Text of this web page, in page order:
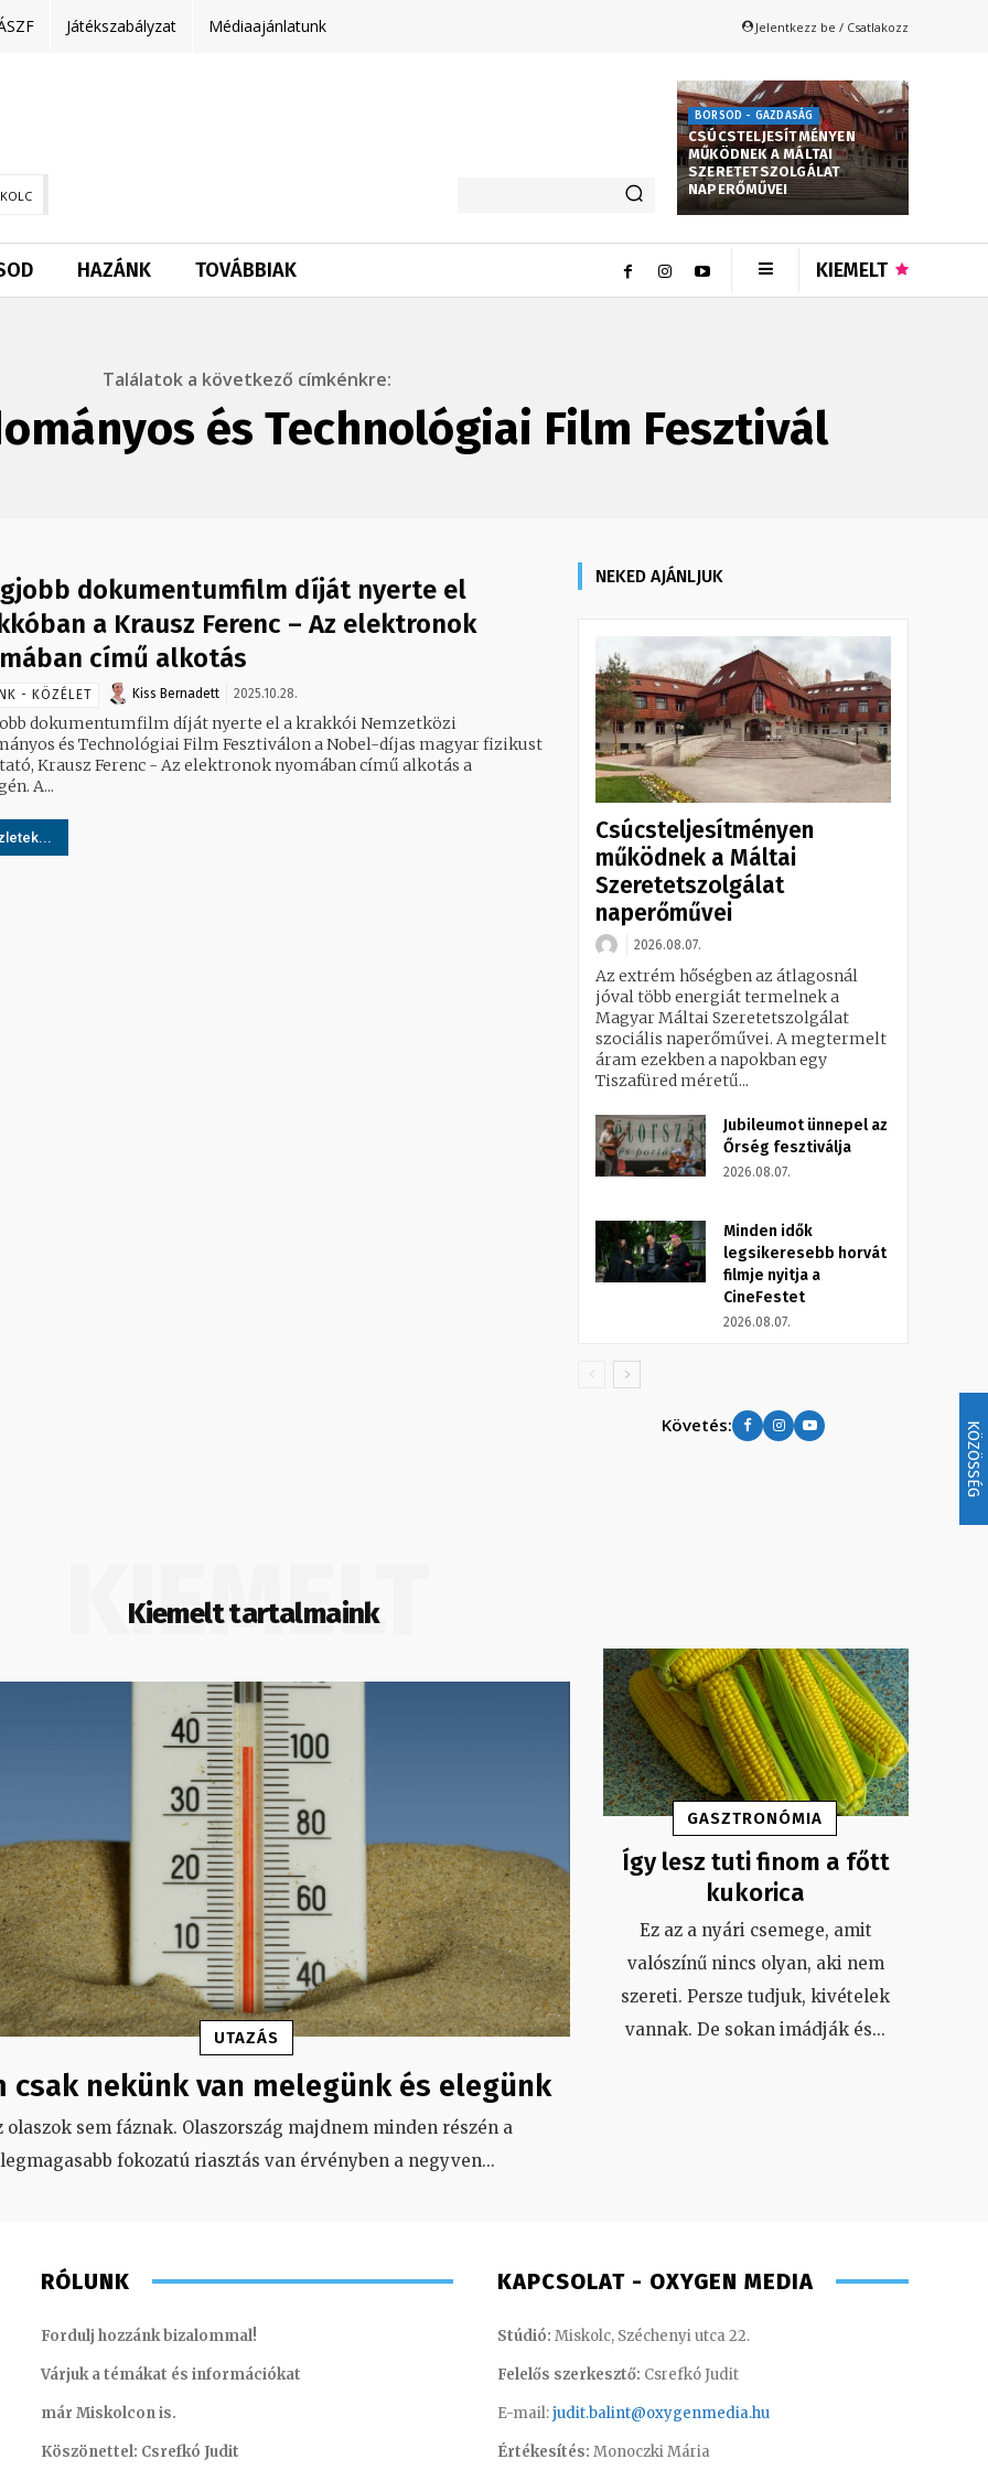
KÖZÖSSÉG
Játékszabályzat Médiaajánlatunk Jelentkezz be / Csatlakozz
BORSOD - GAZDASÁG
CSÚCSTELJESÍTMÉNYEN
MŰKÖDNEK A MÁLTAI
SZERETETSZOLGÁLAT
NAPERŐMŰVEI
HAZÁNK TOVÁBBIAK KIEMELT
Találatok a következő címkénkre:
és Technológiai Film Fesztivál
dokumentumfilm díját nyerte el
a Krausz Ferenc – Az elektronok
című alkotás
- KÖZÉLET Kiss Bernadett 2025.10.28.
dokumentumfilm díját nyerte el a krakkói Nemzetközi
és Technológiai Film Fesztiválon a Nobel-díjas magyar fizikust
Krausz Ferenc - Az elektronok nyomában című alkotás a
A...
NEKED AJÁNLJUK
Csúcsteljesítményen
működnek a Máltai
Szeretetszolgálat
naperőművei
2026.08.07.
Az extrém hőségben az átlagosnál
jóval több energiát termelnek a
Magyar Máltai Szeretetszolgálat
szociális naperőművei. A megtermelt
áram ezekben a napokban egy
Tiszafüred méretű...
Jubileumot ünnepel az
Őrség fesztiválja
2026.08.07.
Minden idők
legsikeresebb horvát
filmje nyitja a
CineFestet
2026.08.07.
Követés:
Kiemelt tartalmaink
KIEMELT
UTAZÁS
csak nekünk van melegünk és elegünk
olaszok sem fáznak. Olaszország majdnem minden részén a
legmagasabb fokozatú riasztás van érvényben a negyven...
GASZTRONÓMIA
Így lesz tuti finom a főtt
kukorica
Ez az a nyári csemege, amit
valószínű nincs olyan, aki nem
szereti. Persze tudjuk, kivételek
vannak. De sokan imádják és...
RÓLUNK
Fordulj hozzánk bizalommal!
Várjuk a témákat és információkat
már Miskolcon is.
Köszönettel: Csrefkó Judit
KAPCSOLAT - OXYGEN MEDIA
Stúdió: Miskolc, Széchenyi utca 22.
Felelős szerkesztő: Csrefkó Judit
E-mail:judit.balint@oxygenmedia.hu
Értékesítés: Monoczki Mária